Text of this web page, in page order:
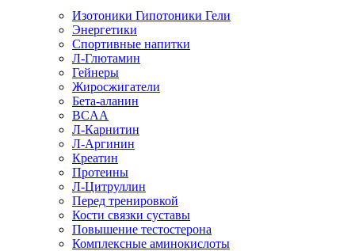
Изотоники Гипотоники Гели
Энергетики
Спортивные напитки
Л-Глютамин
Гейнеры
Жиросжигатели
Бета-аланин
BCAA
Л-Карнитин
Л-Аргинин
Креатин
Протеины
Л-Цитруллин
Перед тренировкой
Кости связки суставы
Повышение тестостерона
Комплексные аминокислоты